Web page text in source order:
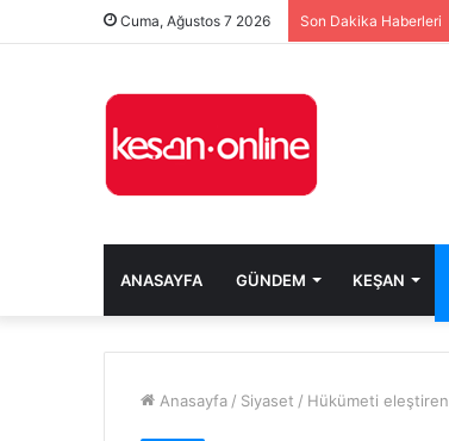
Cuma, Ağustos 7 2026 Son Dakika Haberleri
ANASAYFA GÜNDEM KEŞAN
Anasayfa / Siyaset / Hükümeti eleştiren